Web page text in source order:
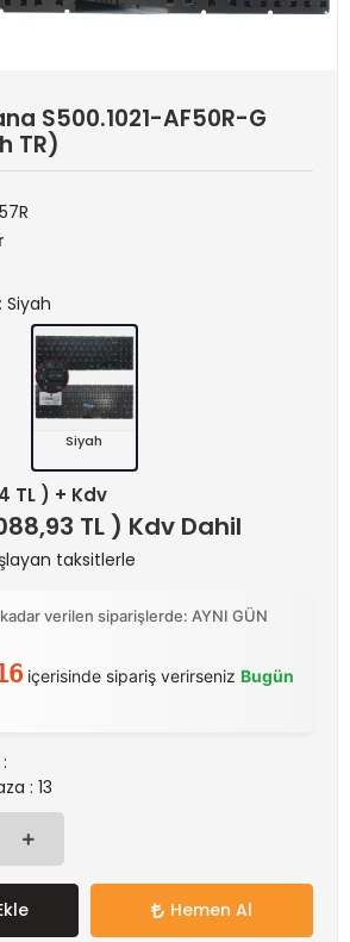
S500.1021-AF50R-G
TR)
Siyah
Siyah
TL ) + Kdv
TL ) Kdv Dahil
taksitlerle
verilen siparişlerde: AYNI GÜN
içerisinde sipariş verirseniz Bugün
: 13
Hemen Al